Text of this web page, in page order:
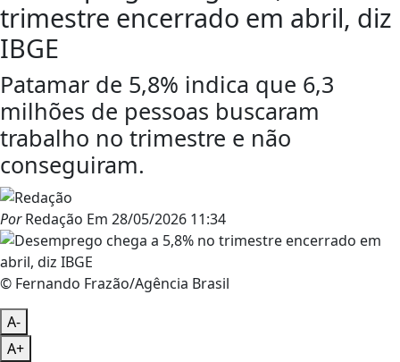
trimestre encerrado em abril, diz
IBGE
Patamar de 5,8% indica que 6,3
milhões de pessoas buscaram
trabalho no trimestre e não
conseguiram.
PorRedação Em 28/05/2026 11:34
© Fernando Frazão/Agência Brasil
A-
A+